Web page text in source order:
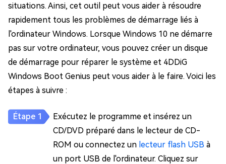
situations. Ainsi, cet outil peut vous aider à résoudre
rapidement tous les problèmes de démarrage liés à
l'ordinateur Windows. Lorsque Windows 10 ne démarre
pas sur votre ordinateur, vous pouvez créer un disque
de démarrage pour réparer le système et 4DDiG
Windows Boot Genius peut vous aider à le faire. Voici les
étapes à suivre :
Exécutez le programme et insérez un
CD/DVD préparé dans le lecteur de CD-
ROM ou connectez un lecteur flash USB à
un port USB de l'ordinateur. Cliquez sur